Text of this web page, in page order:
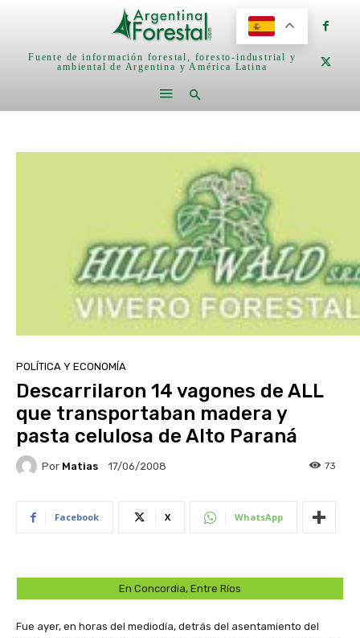
Fuente de información forestal, foresto-industrial y
ambiental de Argentina y América Latina
POLÍTICA Y ECONOMÍA
Descarrilaron 14 vagones de ALL
que transportaban madera y
pasta celulosa de Alto Paraná
Por Matias 17/06/2008 73
Facebook X WhatsApp
En Concordia, Entre Ríos
Fue ayer, en horas del mediodía, detrás del asentamiento del